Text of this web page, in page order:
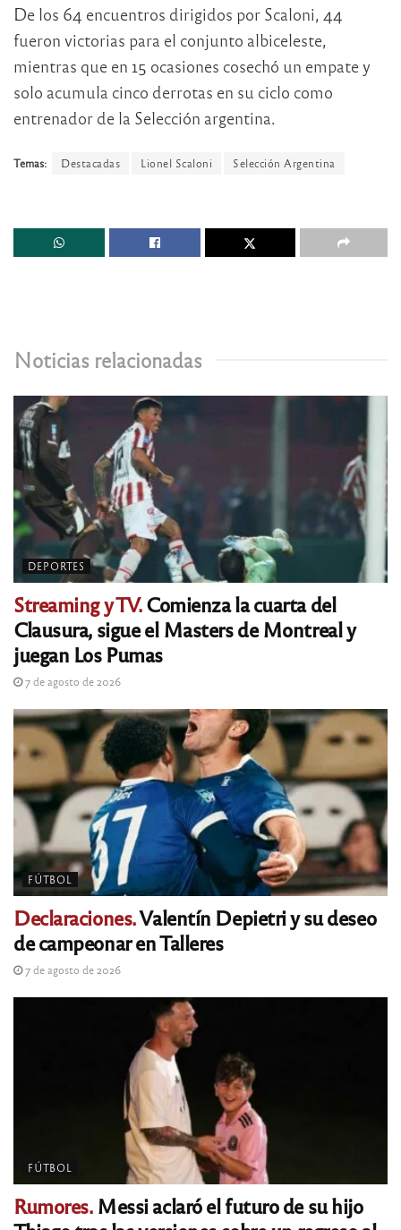
De los 64 encuentros dirigidos por Scaloni, 44
fueron victorias para el conjunto albiceleste,
mientras que en 15 ocasiones cosechó un empate y
solo acumula cinco derrotas en su ciclo como
entrenador de la Selección argentina.
Temas: Destacadas Lionel Scaloni Selección Argentina
Noticias relacionadas
DEPORTES
Streaming y TV.Comienza la cuarta del
Clausura, sigue el Masters de Montreal y
juegan Los Pumas
7 de agosto de 2026
FÚTBOL
Declaraciones.Valentín Depietri y su deseo
de campeonar en Talleres
7 de agosto de 2026
FÚTBOL
Rumores.Messi aclaró el futuro de su hijo